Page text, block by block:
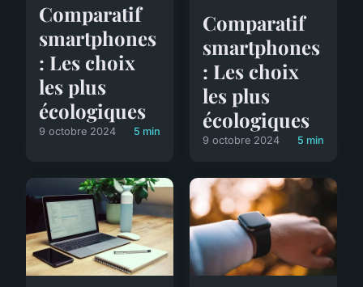
Comparatif
smartphones
: Les choix
les plus
écologiques
9 octobre 2024 5 min
Comparatif
smartphones
: Les choix
les plus
écologiques
9 octobre 2024 5 min